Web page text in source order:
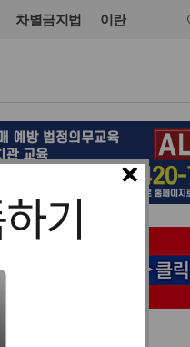
차별금지법 이란
×